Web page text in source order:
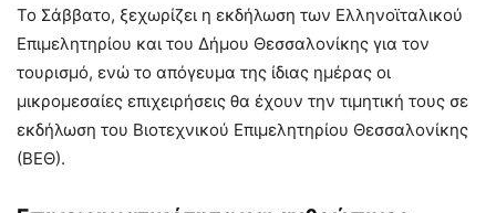
Το Σάββατο, ξεχωρίζει η εκδήλωση των Ελληνοϊταλικού
Επιμελητηρίου και του Δήμου Θεσσαλονίκης για τον
τουρισμό, ενώ το απόγευμα της ίδιας ημέρας οι
μικρομεσαίες επιχειρήσεις θα έχουν την τιμητική τους σε
εκδήλωση του Βιοτεχνικού Επιμελητηρίου Θεσσαλονίκης
(ΒΕΘ).